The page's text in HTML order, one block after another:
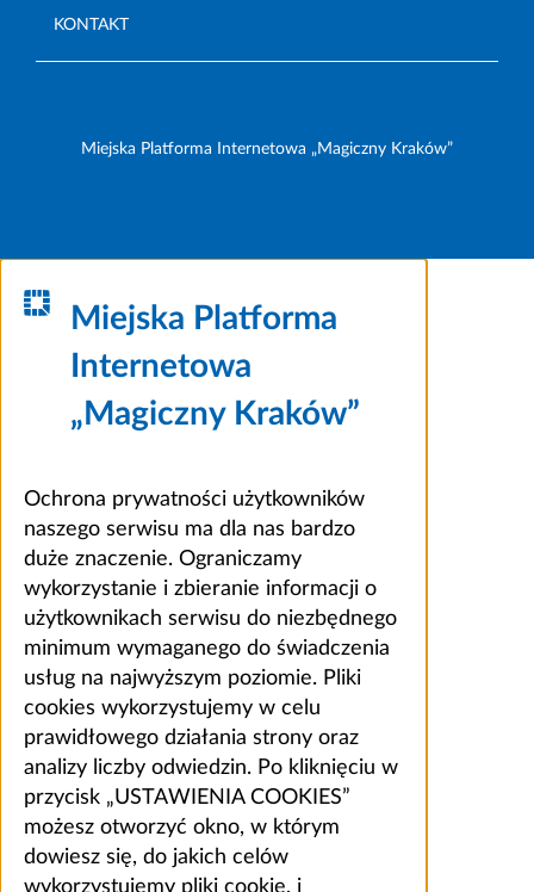
KONTAKT
Miejska Platforma Internetowa „Magiczny Kraków”
Miejska Platforma
Internetowa
„Magiczny Kraków”
Ochrona prywatności użytkowników
naszego serwisu ma dla nas bardzo
duże znaczenie. Ograniczamy
wykorzystanie i zbieranie informacji o
użytkownikach serwisu do niezbędnego
minimum wymaganego do świadczenia
usług na najwyższym poziomie. Pliki
cookies wykorzystujemy w celu
prawidłowego działania strony oraz
analizy liczby odwiedzin. Po kliknięciu w
przycisk „USTAWIENIA COOKIES”
możesz otworzyć okno, w którym
dowiesz się, do jakich celów
wykorzystujemy pliki cookie, i